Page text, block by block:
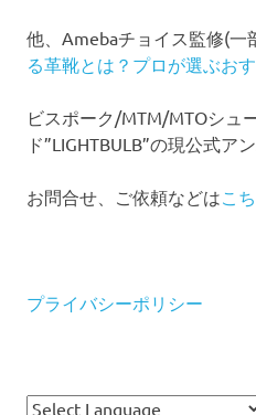
他、Amebaチョイス監修(一
る革靴とは？プロが選ぶお
ビスポーク/MTM/MTOシュ
ド”LIGHTBULB”の現公式ア
お問合せ、ご依頼などは こ
プライバシーポリシー